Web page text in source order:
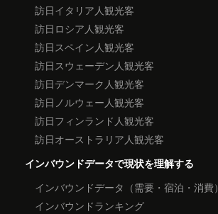
訪日イタリア人観光客
訪日ロシア人観光客
訪日スペイン人観光客
訪日スウェーデン人観光客
訪日デンマーク人観光客
訪日ノルウェー人観光客
訪日フィンランド人観光客
訪日オーストラリア人観光客
インバウンドデータで現状を理解する
インバウンドデータ（需要・宿泊・消費）
インバウンドランキング